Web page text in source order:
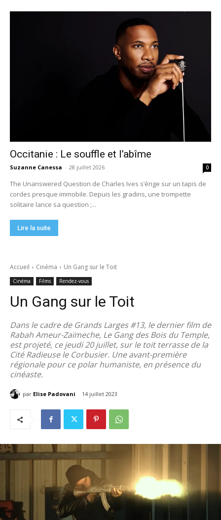
Occitanie : Le souffle et l’abîme
Suzanne Canessa - 28 juillet 2026 0
The Unanswered Question de Charles Ives s’érige sur un tapis de
cordes presque immobile. Depuis les gradins, une trompette
solitaire lance sa question ;...
Lire la suite